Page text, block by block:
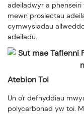
adeiladwyr a
mewn prosiectau
cymwysiadau
adeiladu.
Atebion Toi
Un o'r defnyddiau
polycarbonad yw toi.